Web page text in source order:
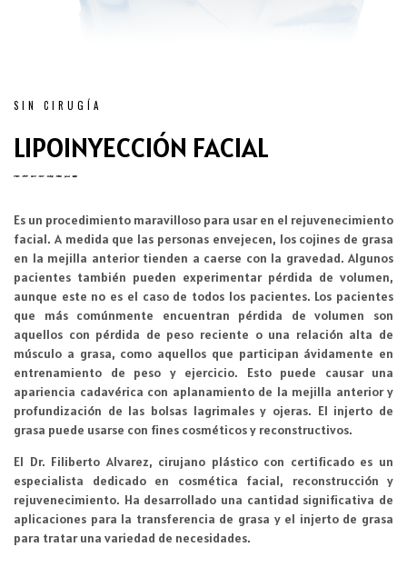
SIN CIRUGÍA
LIPOINYECCIÓN FACIAL
Es un procedimiento maravilloso para usar en el rejuvenecimiento
facial. A medida que las personas envejecen, los cojines de grasa
en la mejilla anterior tienden a caerse con la gravedad. Algunos
pacientes también pueden experimentar pérdida de volumen,
aunque este no es el caso de todos los pacientes. Los pacientes
que más comúnmente encuentran pérdida de volumen son
aquellos con pérdida de peso reciente o una relación alta de
músculo a grasa, como aquellos que participan ávidamente en
entrenamiento de peso y ejercicio. Esto puede causar una
apariencia cadavérica con aplanamiento de la mejilla anterior y
profundización de las bolsas lagrimales y ojeras. El injerto de
grasa puede usarse con fines cosméticos y reconstructivos.
El Dr. Filiberto Alvarez, cirujano plástico con certificado es un
especialista dedicado en cosmética facial, reconstrucción y
rejuvenecimiento. Ha desarrollado una cantidad significativa de
aplicaciones para la transferencia de grasa y el injerto de grasa
para tratar una variedad de necesidades.